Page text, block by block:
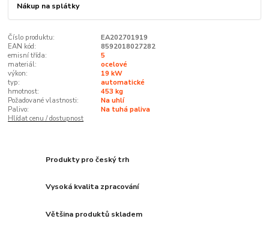
Nákup na splátky
Číslo produktu:
EA202701919
EAN kód:
8592018027282
emisní třída:
5
materiál:
ocelové
výkon:
19 kW
typ:
automatické
hmotnost:
453 kg
Požadované vlastnosti:
Na uhlí
Palivo:
Na tuhá paliva
Hlídat cenu / dostupnost
Produkty pro český trh
Vysoká kvalita zpracování
Většina produktů skladem